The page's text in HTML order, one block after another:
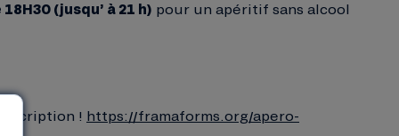
(jusqu’ à 21 h) pour un apéritif sans alcool
! https://framaforms.org/apero-